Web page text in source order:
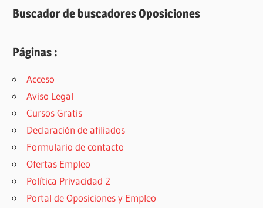
Buscador de buscadores Oposiciones
Páginas :
Acceso
Aviso Legal
Cursos Gratis
Declaración de afiliados
Formulario de contacto
Ofertas Empleo
Política Privacidad 2
Portal de Oposiciones y Empleo